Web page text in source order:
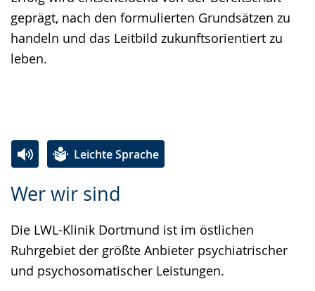
geprägt, nach den formulierten Grundsätzen zu
handeln und das Leitbild zukunftsorientiert zu
leben.
Wer wir sind
Die LWL-Klinik Dortmund ist im östlichen
Ruhrgebiet der größte Anbieter psychiatrischer
und psychosomatischer Leistungen.
Leichte Sprache
Leichten
wechseln.
Audio-
Video
Deutscher
Gebärdensprache
wird